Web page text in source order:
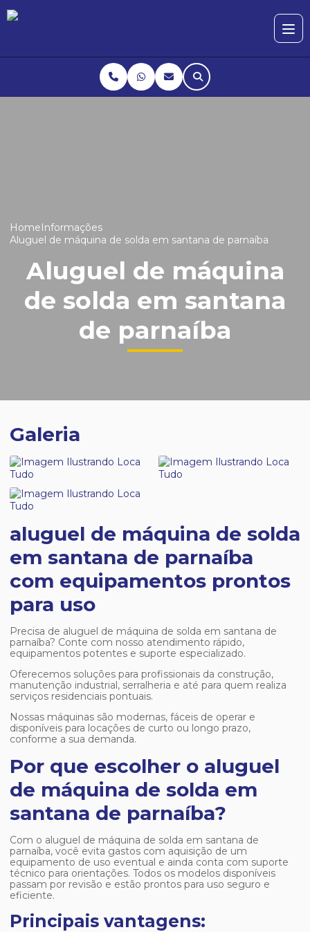
HomeInformações
Aluguel de máquina de solda em santana de parnaíba
Aluguel de máquina
de solda em santana
de parnaíba
Galeria
aluguel de máquina de solda
em santana de parnaíba
com equipamentos prontos
para uso
Precisa de aluguel de máquina de solda em santana de
parnaíba? Conte com nosso atendimento rápido,
equipamentos potentes e suporte especializado.
Oferecemos soluções para profissionais da construção,
manutenção industrial, serralheria e até para quem realiza
serviços residenciais pontuais.
Nossas máquinas são modernas, fáceis de operar e
disponíveis para locações de curto ou longo prazo,
conforme a sua demanda.
Por que escolher o aluguel
de máquina de solda em
santana de parnaíba?
Com o aluguel de máquina de solda em santana de
parnaíba, você evita gastos com aquisição de um
equipamento de uso eventual e ainda conta com suporte
técnico para orientações. Todos os modelos disponíveis
passam por revisão e estão prontos para uso seguro e
eficiente.
Principais vantagens: